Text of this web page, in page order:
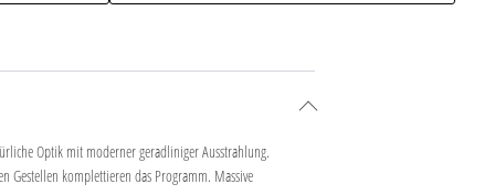
Optik mit moderner geradliniger Ausstrahlung.
Gestellen komplettieren das Programm. Massive